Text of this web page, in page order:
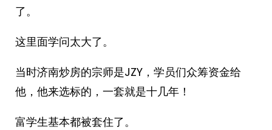
了。
这里面学问太大了。
当时济南炒房的宗师是JZY，学员们众筹资金给
他，他来选标的，一套就是十几年！
富学生基本都被套住了。